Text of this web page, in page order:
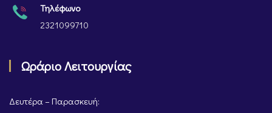
Τηλέφωνο
2321099710
Ωράριο Λειτουργίας
Δευτέρα – Παρασκευή: